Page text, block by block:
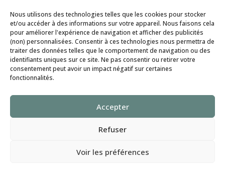
Nous utilisons des technologies telles que les cookies pour stocker
et/ou accéder à des informations sur votre appareil. Nous faisons cela
pour améliorer l'expérience de navigation et afficher des publicités
(non) personnalisées. Consentir à ces technologies nous permettra de
traiter des données telles que le comportement de navigation ou des
identifiants uniques sur ce site. Ne pas consentir ou retirer votre
consentement peut avoir un impact négatif sur certaines
fonctionnalités.
Accepter
Refuser
Voir les préférences
Politique de Cookies│Politique de
Confidentialité
SaraGilbert.CoachTous droits réservés ©